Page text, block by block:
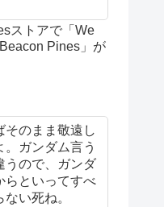
ストアで「We
Pines」が
そのまま敬遠し
ガンダム言う
うので、ガンダ
らといってすべ
い死ね。